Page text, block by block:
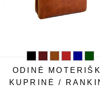
ODINĖ
KUPRINĖ /